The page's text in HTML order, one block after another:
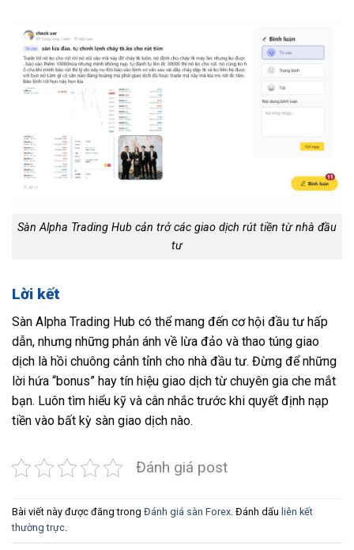
Sàn Alpha Trading Hub cản trở các giao dịch rút tiền từ nhà đầu
tư
Lời kết
Sàn Alpha Trading Hub có thể mang đến cơ hội đầu tư hấp
dẫn, nhưng những phản ánh về lừa đảo và thao túng giao
dịch là hồi chuông cảnh tỉnh cho nhà đầu tư. Đừng để những
lời hứa “bonus” hay tín hiệu giao dịch từ chuyên gia che mắt
bạn. Luôn tìm hiểu kỹ và cân nhắc trước khi quyết định nạp
tiền vào bất kỳ sàn giao dịch nào.
Đánh giá post
Bài viết này được đăng trong Đánh giá sàn Forex . Đánh dấu liên kết
thường trực